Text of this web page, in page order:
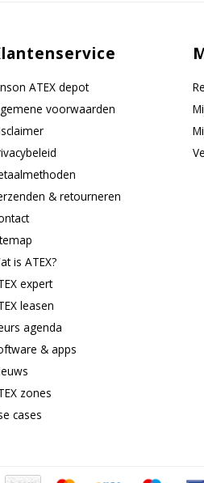
ATEX depot
voorwaarden
& retourneren
is ATEX?
expert
leasen
agenda
& apps
zones
cases